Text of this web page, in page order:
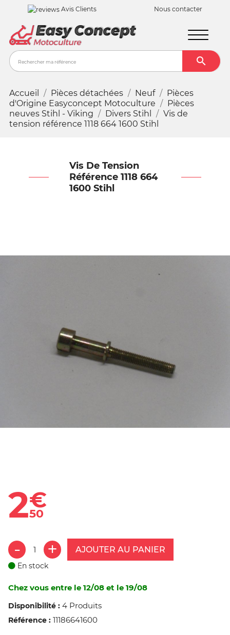
Avis Clients Nous contacter

Accueil Pièces détachées Neuf
Pièces
d'Origine Easyconcept Motoculture
Pièces
neuves Stihl - Viking
Divers Stihl
Vis de
tension référence 1118 664 1600 Stihl
Vis De Tension
Référence 1118 664
1600 Stihl
2€
50
AJOUTER AU PANIER
En stock
Chez vous entre le 12/08 et le 19/08
Disponibilité : 4 Produits
Référence : 11186641600